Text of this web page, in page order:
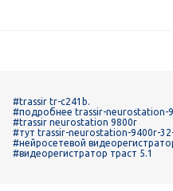
#trassir tr-c241b.
#подробнее trassir-neurostation-
#trassir neurostation 9800r
#тут trassir-neurostation-9400r-
#нейросетевой
#видеорегистратор траст 5.1